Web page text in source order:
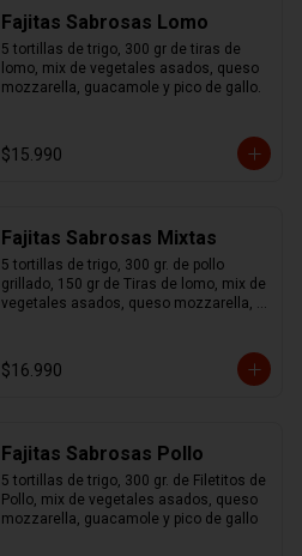
Fajitas Sabrosas Lomo
5 tortillas de trigo, 300 gr de tiras de
lomo, mix de vegetales asados, queso
mozzarella, guacamole y pico de gallo.
$15.990
Fajitas Sabrosas Mixtas
5 tortillas de trigo, 300 gr. de pollo
grillado, 150 gr de Tiras de lomo, mix de
vegetales asados, queso mozzarella,
$16.990
Fajitas Sabrosas Pollo
5 tortillas de trigo, 300 gr. de Filetitos de
Pollo, mix de vegetales asados, queso
mozzarella, guacamole y pico de gallo